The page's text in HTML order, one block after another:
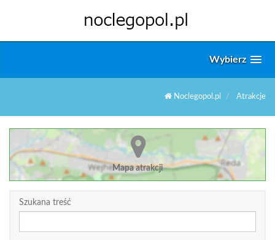
Wybierz
Noclegopol.pl Atrakcje
Mapa atrakcji
Szukana treść